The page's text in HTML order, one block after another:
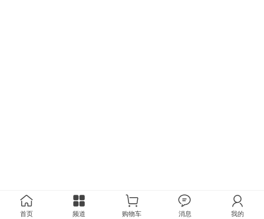
首页 频道 购物车 消息 我的